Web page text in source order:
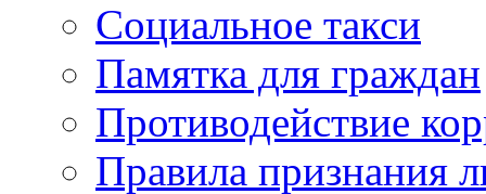
Социальное такси
Памятка для граждан
Противодействие
Правила признания